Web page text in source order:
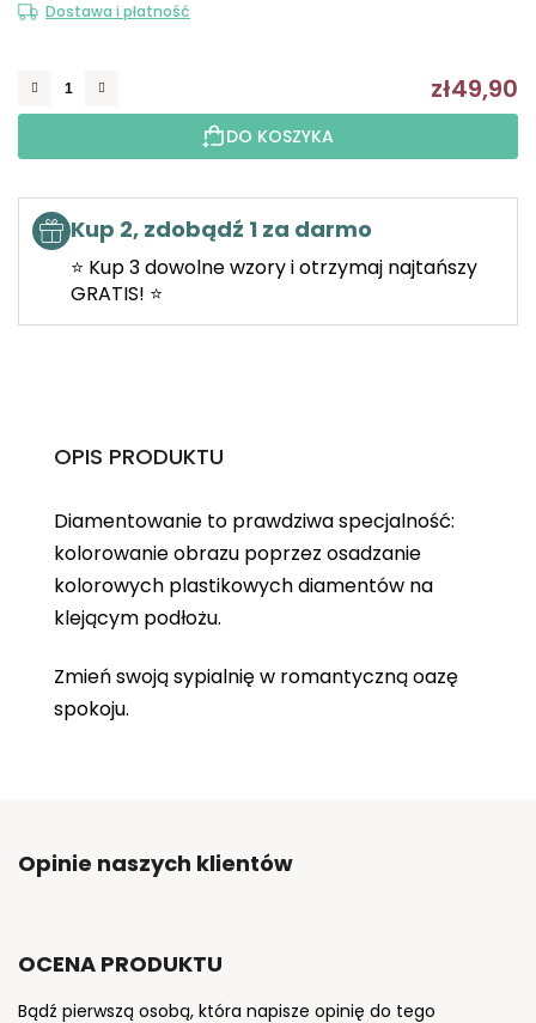
Dostawa i płatność
zł49,90
DO KOSZYKA
Kup 2, zdobądź 1 za darmo
⭐ Kup 3 dowolne wzory i otrzymaj najtańszy
GRATIS! ⭐
OPIS PRODUKTU
Diamentowanie to prawdziwa specjalność:
kolorowanie obrazu poprzez osadzanie
kolorowych plastikowych diamentów na
klejącym podłożu.
Zmień swoją sypialnię w romantyczną oazę
spokoju.
Opinie naszych klientów
OCENA PRODUKTU
Bądź pierwszą osobą, która napisze opinię do tego